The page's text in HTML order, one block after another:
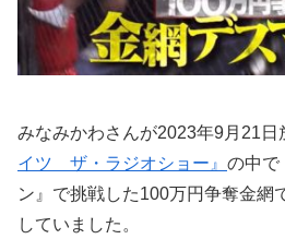
みなみかわさんが2023年9月21日
イツ ザ・ラジオショー』 の中で
ン』で挑戦した100万円争奪金網
していました。